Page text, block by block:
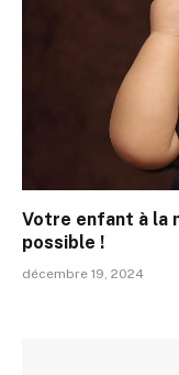
Votre enfant à la
possible !
décembre 19, 2024